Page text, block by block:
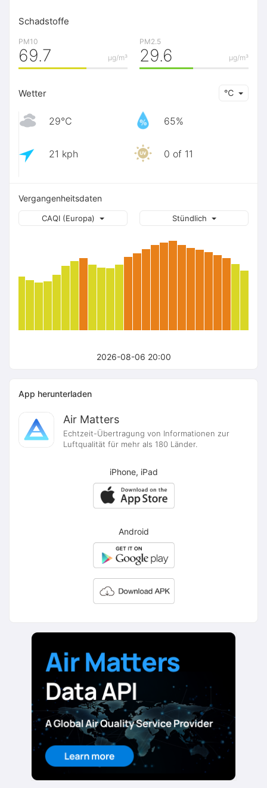
2026-08-06 20:00
Schadstoffe
PM10
μg/m³
69.7
PM2.5
μg/m³
29.6
Wetter ℃
29℃ 65%
21 kph 0 of 11
Vergangenheitsdaten
Stündlich
CAQI (Europa)
App herunterladen
Air Matters
Echtzeit-Übertragung von Informationen zur
Luftqualität für mehr als 180 Länder.
iPhone, iPad
Android